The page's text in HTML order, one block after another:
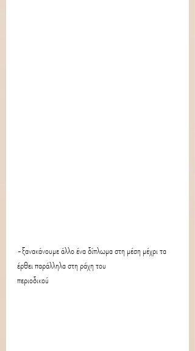
-ξανακάνουμε άλλο ένα δίπλωμα στη μέση μέχρι τα
έρθει παράλληλα στη ράχη του
περιοδικού